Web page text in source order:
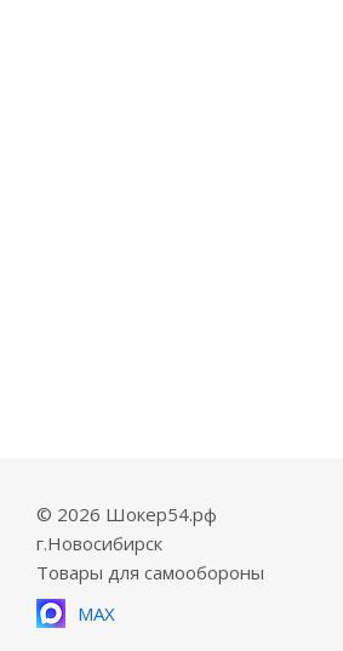
© 2026 Шокер54.рф
г.Новосибирск
Товары для самообороны
MAX